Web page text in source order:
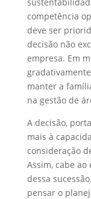
competência
deve ser
decisão não
empresa. Em
manter a
na gestão de
A decisão,
mais à
consideração
Assim, cabe
dessa
pensar o